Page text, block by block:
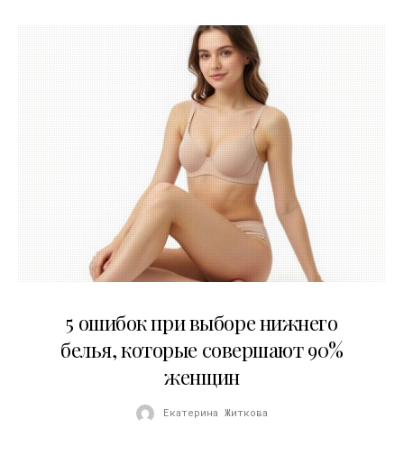
5 ошибок при выборе нижнего
белья, которые совершают 90%
женщин
Екатерина Житкова